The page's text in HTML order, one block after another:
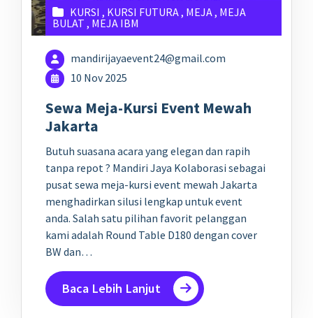
KURSI , KURSI FUTURA, MEJA, MEJA
BULAT , MEJA IBM
mandirijayaevent24@gmail.com
10 Nov 2025
Sewa Meja-Kursi Event Mewah
Jakarta
Butuh suasana acara yang elegan dan rapih
tanpa repot ? Mandiri Jaya Kolaborasi sebagai
pusat sewa meja-kursi event mewah Jakarta
menghadirkan silusi lengkap untuk event
anda. Salah satu pilihan favorit pelanggan
kami adalah Round Table D180 dengan cover
BW dan…
Baca Lebih Lanjut